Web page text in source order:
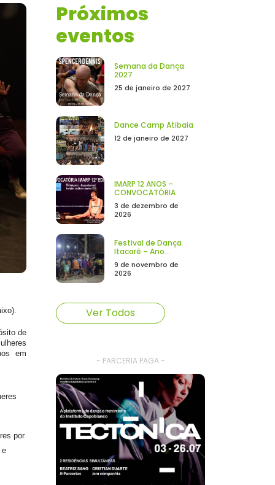
de
em
por
e
Próximos
eventos
Semana da Dança
2027
25 de janeiro de 2027
Dance Camp Atibaia
12 de janeiro de 2027
IMARP 12 ANOS –
CONVOCATÓRIA
3 de dezembro de
2026
Festival de Dança
Itacaré – Ano...
9 de novembro de
2026
Ver Todos
- PARCERIA PAGA -